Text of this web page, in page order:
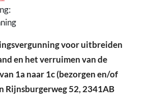
voor uitbreiden
en het verruimen van de
1a naar 1c (bezorgen en/of
Rijnsburgerweg 52, 2341AB